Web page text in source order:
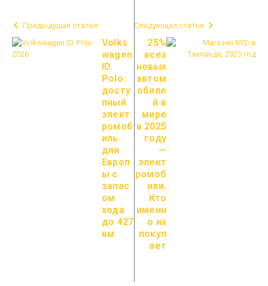
Предыдущая статья
Volks
wagen
ID.
Polo:
досту
пный
элект
ромоб
иль
для
Европ
ы с
запас
ом
хода
до 427
км
Следующая статья
25%
всех
новых
автом
обиле
й в
мире
в 2025
году
—
элект
ромоб
или.
Кто
именн
о их
покуп
ает